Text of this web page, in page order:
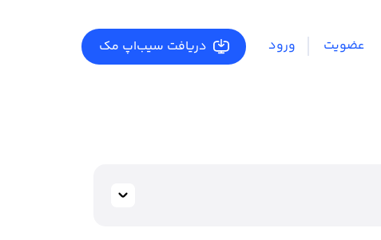
عضویت ورود دریافت سیب‌اپ مک